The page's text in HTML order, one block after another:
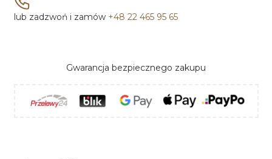
lub zadzwoń i zamów +48 22 465 95 65
Gwarancja bezpiecznego zakupu